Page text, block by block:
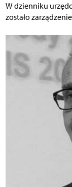
W dzienniku
zostało